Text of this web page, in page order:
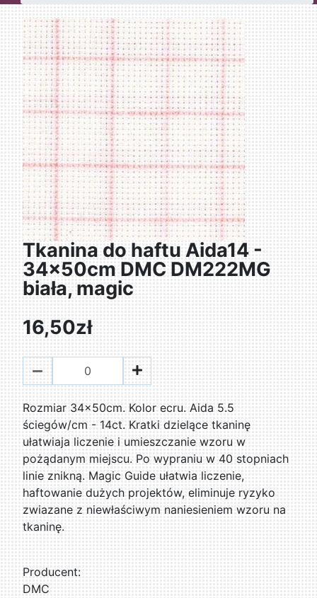
Tkanina do haftu Aida14 -
34x50cm DMC DM222MG
biała, magic
16,50zł
Rozmiar 34x50cm. Kolor ecru. Aida 5.5
ściegów/cm - 14ct. Kratki dzielące tkaninę
ułatwiaja liczenie i umieszczanie wzoru w
pożądanym miejscu. Po wypraniu w 40 stopniach
linie znikną. Magic Guide ułatwia liczenie,
haftowanie dużych projektów, eliminuje ryzyko
zwiazane z niewłaściwym naniesieniem wzoru na
tkaninę.
Producent:
DMC